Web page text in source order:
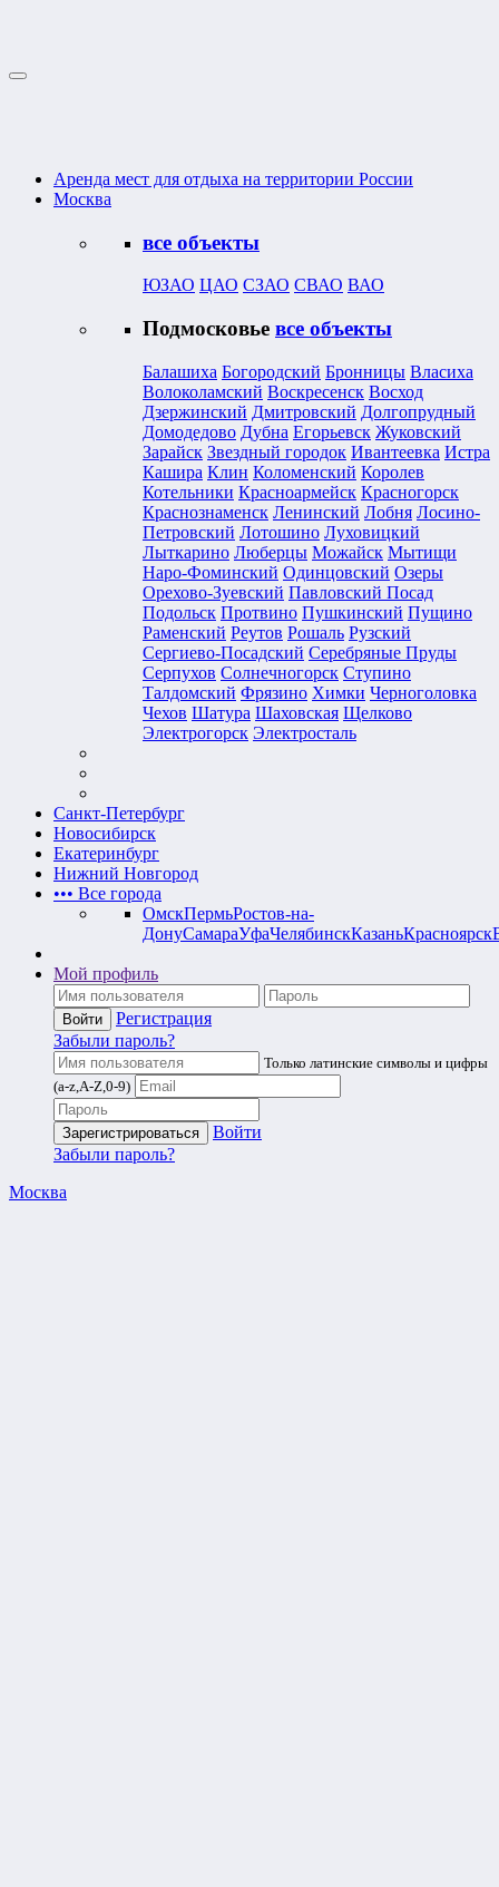
Аренда мест для отдыха на территории России
Москва
все объекты
ЮЗАО ЦАО СЗАО СВАО ВАО
Подмосковье все объекты
Балашиха Богородский Бронницы Власиха
Волоколамский Воскресенск Восход
Дзержинский Дмитровский Долгопрудный
Домодедово Дубна Егорьевск Жуковский
Зарайск Звездный городок Ивантеевка Истра
Кашира Клин Коломенский Королев
Котельники Красноармейск Красногорск
Краснознаменск Ленинский Лобня Лосино-
Петровский Лотошино Луховицкий
Лыткарино Люберцы Можайск Мытищи
Наро-Фоминский Одинцовский Озеры
Орехово-Зуевский Павловский Посад
Подольск Протвино Пушкинский Пущино
Раменский Реутов Рошаль Рузский
Сергиево-Посадский Серебряные Пруды
Серпухов Солнечногорск Ступино
Талдомский Фрязино Химки Черноголовка
Чехов Шатура Шаховская Щелково
Электрогорск Электросталь
Санкт-Петербург
Новосибирск
Екатеринбург
Нижний Новгород
••• Все города
ОмскПермьРостов-на-
ДонуСамараУфаЧелябинскКазаньКрасноярск
Мой профиль
Регистрация
Забыли пароль?
Только латинские символы и цифры
(a-z,A-Z,0-9)
Войти
Забыли пароль?
Москва